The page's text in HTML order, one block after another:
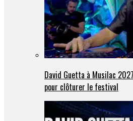
David Guetta à Musilac
pour clôturer le festival